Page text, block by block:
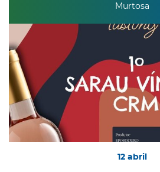
Murtosa
12 abril